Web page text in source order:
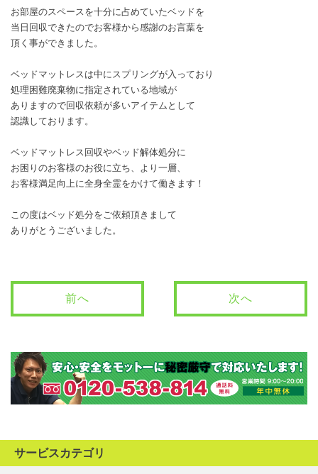
お部屋のスペースを十分に占めていたベッドを
当日回収できたのでお客様から感謝のお言葉を
頂く事ができました。
ベッドマットレスは中にスプリングが入っており
処理困難廃棄物に指定されている地域が
ありますので回収依頼が多いアイテムとして
認識しております。
ベッドマットレス回収やベッド解体処分に
お困りのお客様のお役に立ち、より一層、
お客様満足向上に全身全霊をかけて働きます！
この度はベッド処分をご依頼頂きまして
ありがとうございました。
前へ 次へ
サービスカテゴリ